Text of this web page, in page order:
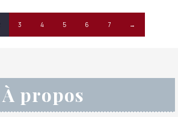
3 4 5 6 7 →
À propos